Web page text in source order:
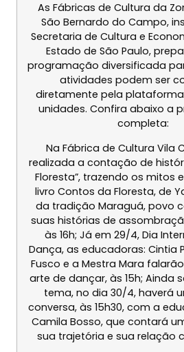
As Fábricas de Cultura da
São Bernardo do Campo,
Secretaria de Cultura e
Estado de São Paulo,
programação diversificada
atividades podem ser
diretamente pela
unidades. Confira abaixo a
completa:
Na Fábrica de Cultura Vila
realizada a contação de
Floresta”, trazendo os mitos
livro Contos da Floresta, de
da tradição Maraguá, povo
suas histórias de
às 16h; Já em 29/4, Dia
Dança, as educadoras: Cintia
Fusco e a Mestra Mara
arte de dançar, às 15h; Ainda
tema, no dia 30/4, haverá
conversa, às 15h30, com a
Camila Bosso, que contará
sua trajetória e sua relação